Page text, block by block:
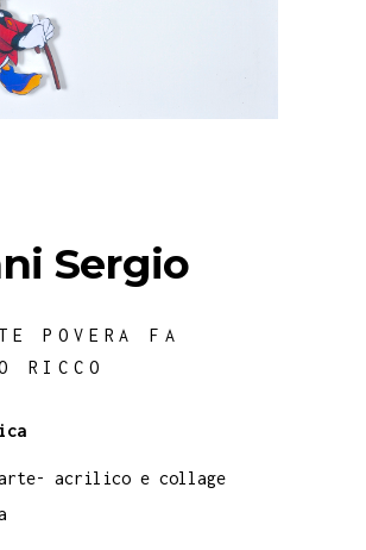
Sergio
POVERA FA
RICCO
acrilico e collage